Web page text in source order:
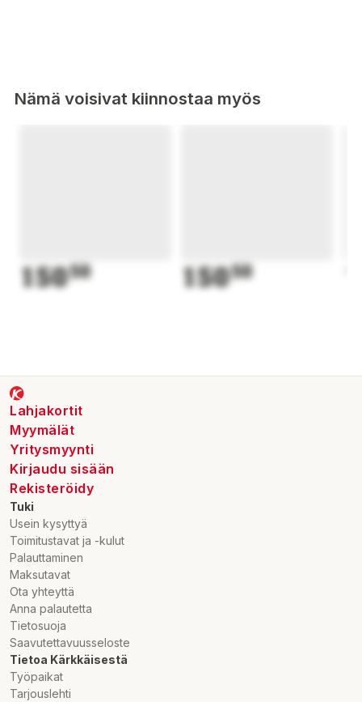
Nämä voisivat kiinnostaa myös
15050 15050
Lahjakortit
Myymälät
Yritysmyynti
Kirjaudu sisään
Rekisteröidy
Tuki
Usein kysyttyä
Toimitustavat ja -kulut
Palauttaminen
Maksutavat
Ota yhteyttä
Anna palautetta
Tietosuoja
Saavutettavuusseloste
Tietoa Kärkkäisestä
Työpaikat
Tarjouslehti